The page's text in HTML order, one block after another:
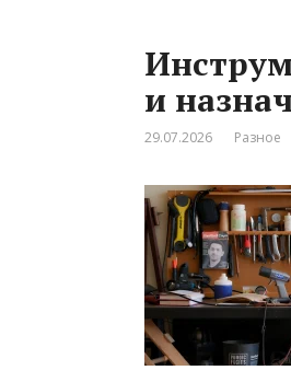
и
29.07.2026 Разное